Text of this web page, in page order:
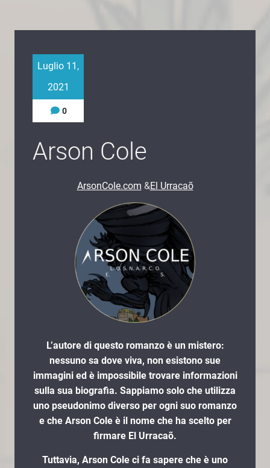
Luglio 11,
2021
0
Arson Cole
ArsonCole.com &El Urracaõ
L’autore di questo romanzo è un mistero:
nessuno sa dove viva, non esistono sue
immagini ed è impossibile trovare informazioni
sulla sua biografia. Sappiamo solo che utilizza
uno pseudonimo diverso per ogni suo romanzo
e che Arson Cole è il nome che ha scelto per
firmare El Urracaõ.
Tuttavia, Arson Cole ci fa sapere che è uno